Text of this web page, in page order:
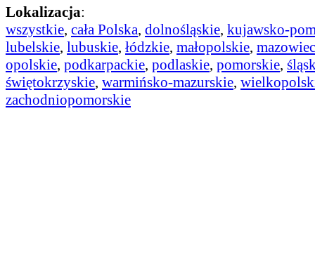
Lokalizacja:
wszystkie, cała Polska, dolnośląskie, kujawsko-
lubelskie, lubuskie, łódzkie, małopolskie,
opolskie, podkarpackie, podlaskie, pomorskie,
świętokrzyskie, warmińsko-mazurskie,
zachodniopomorskie